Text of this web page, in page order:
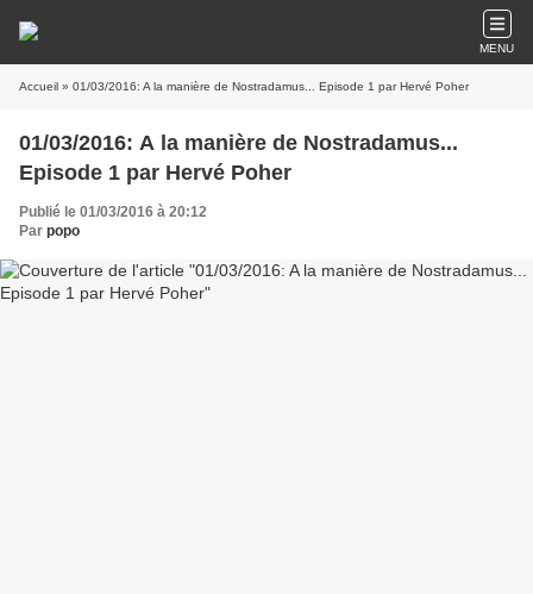
MENU
Accueil » 01/03/2016: A la manière de Nostradamus... Episode 1 par Hervé Poher
01/03/2016: A la manière de Nostradamus...
Episode 1 par Hervé Poher
Publié le 01/03/2016 à 20:12
Par popo